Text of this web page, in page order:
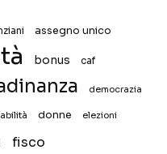
assegno unico
bonus caf
democrazia
donne elezioni
fisco